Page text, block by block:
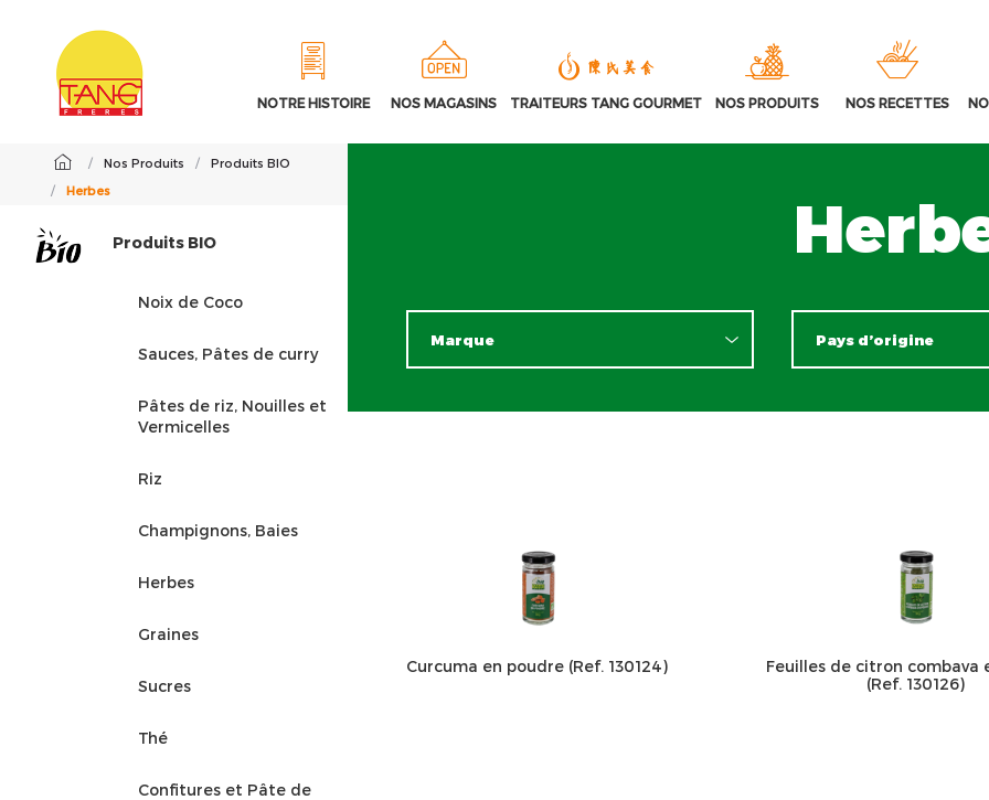
NOTRE HISTOIRE NOS MAGASINS TRAITEURS TANG GOURMET NOS PRODUITS NOS RECETTES
/ Nos Produits /
Produits BIO
/
Herbes
Produits BIO
Noix de Coco
Sauces, Pâtes de curry
Pâtes de riz, Nouilles et
Vermicelles
Riz
Champignons, Baies
Herbes
Graines
Sucres
Thé
Confitures et Pâte de
Curcuma en poudre (Ref. 130124)
Feuilles de citron combava
(Ref. 130126)